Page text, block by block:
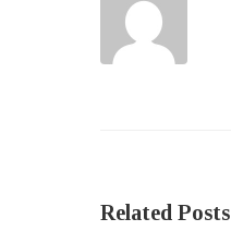
Related Posts